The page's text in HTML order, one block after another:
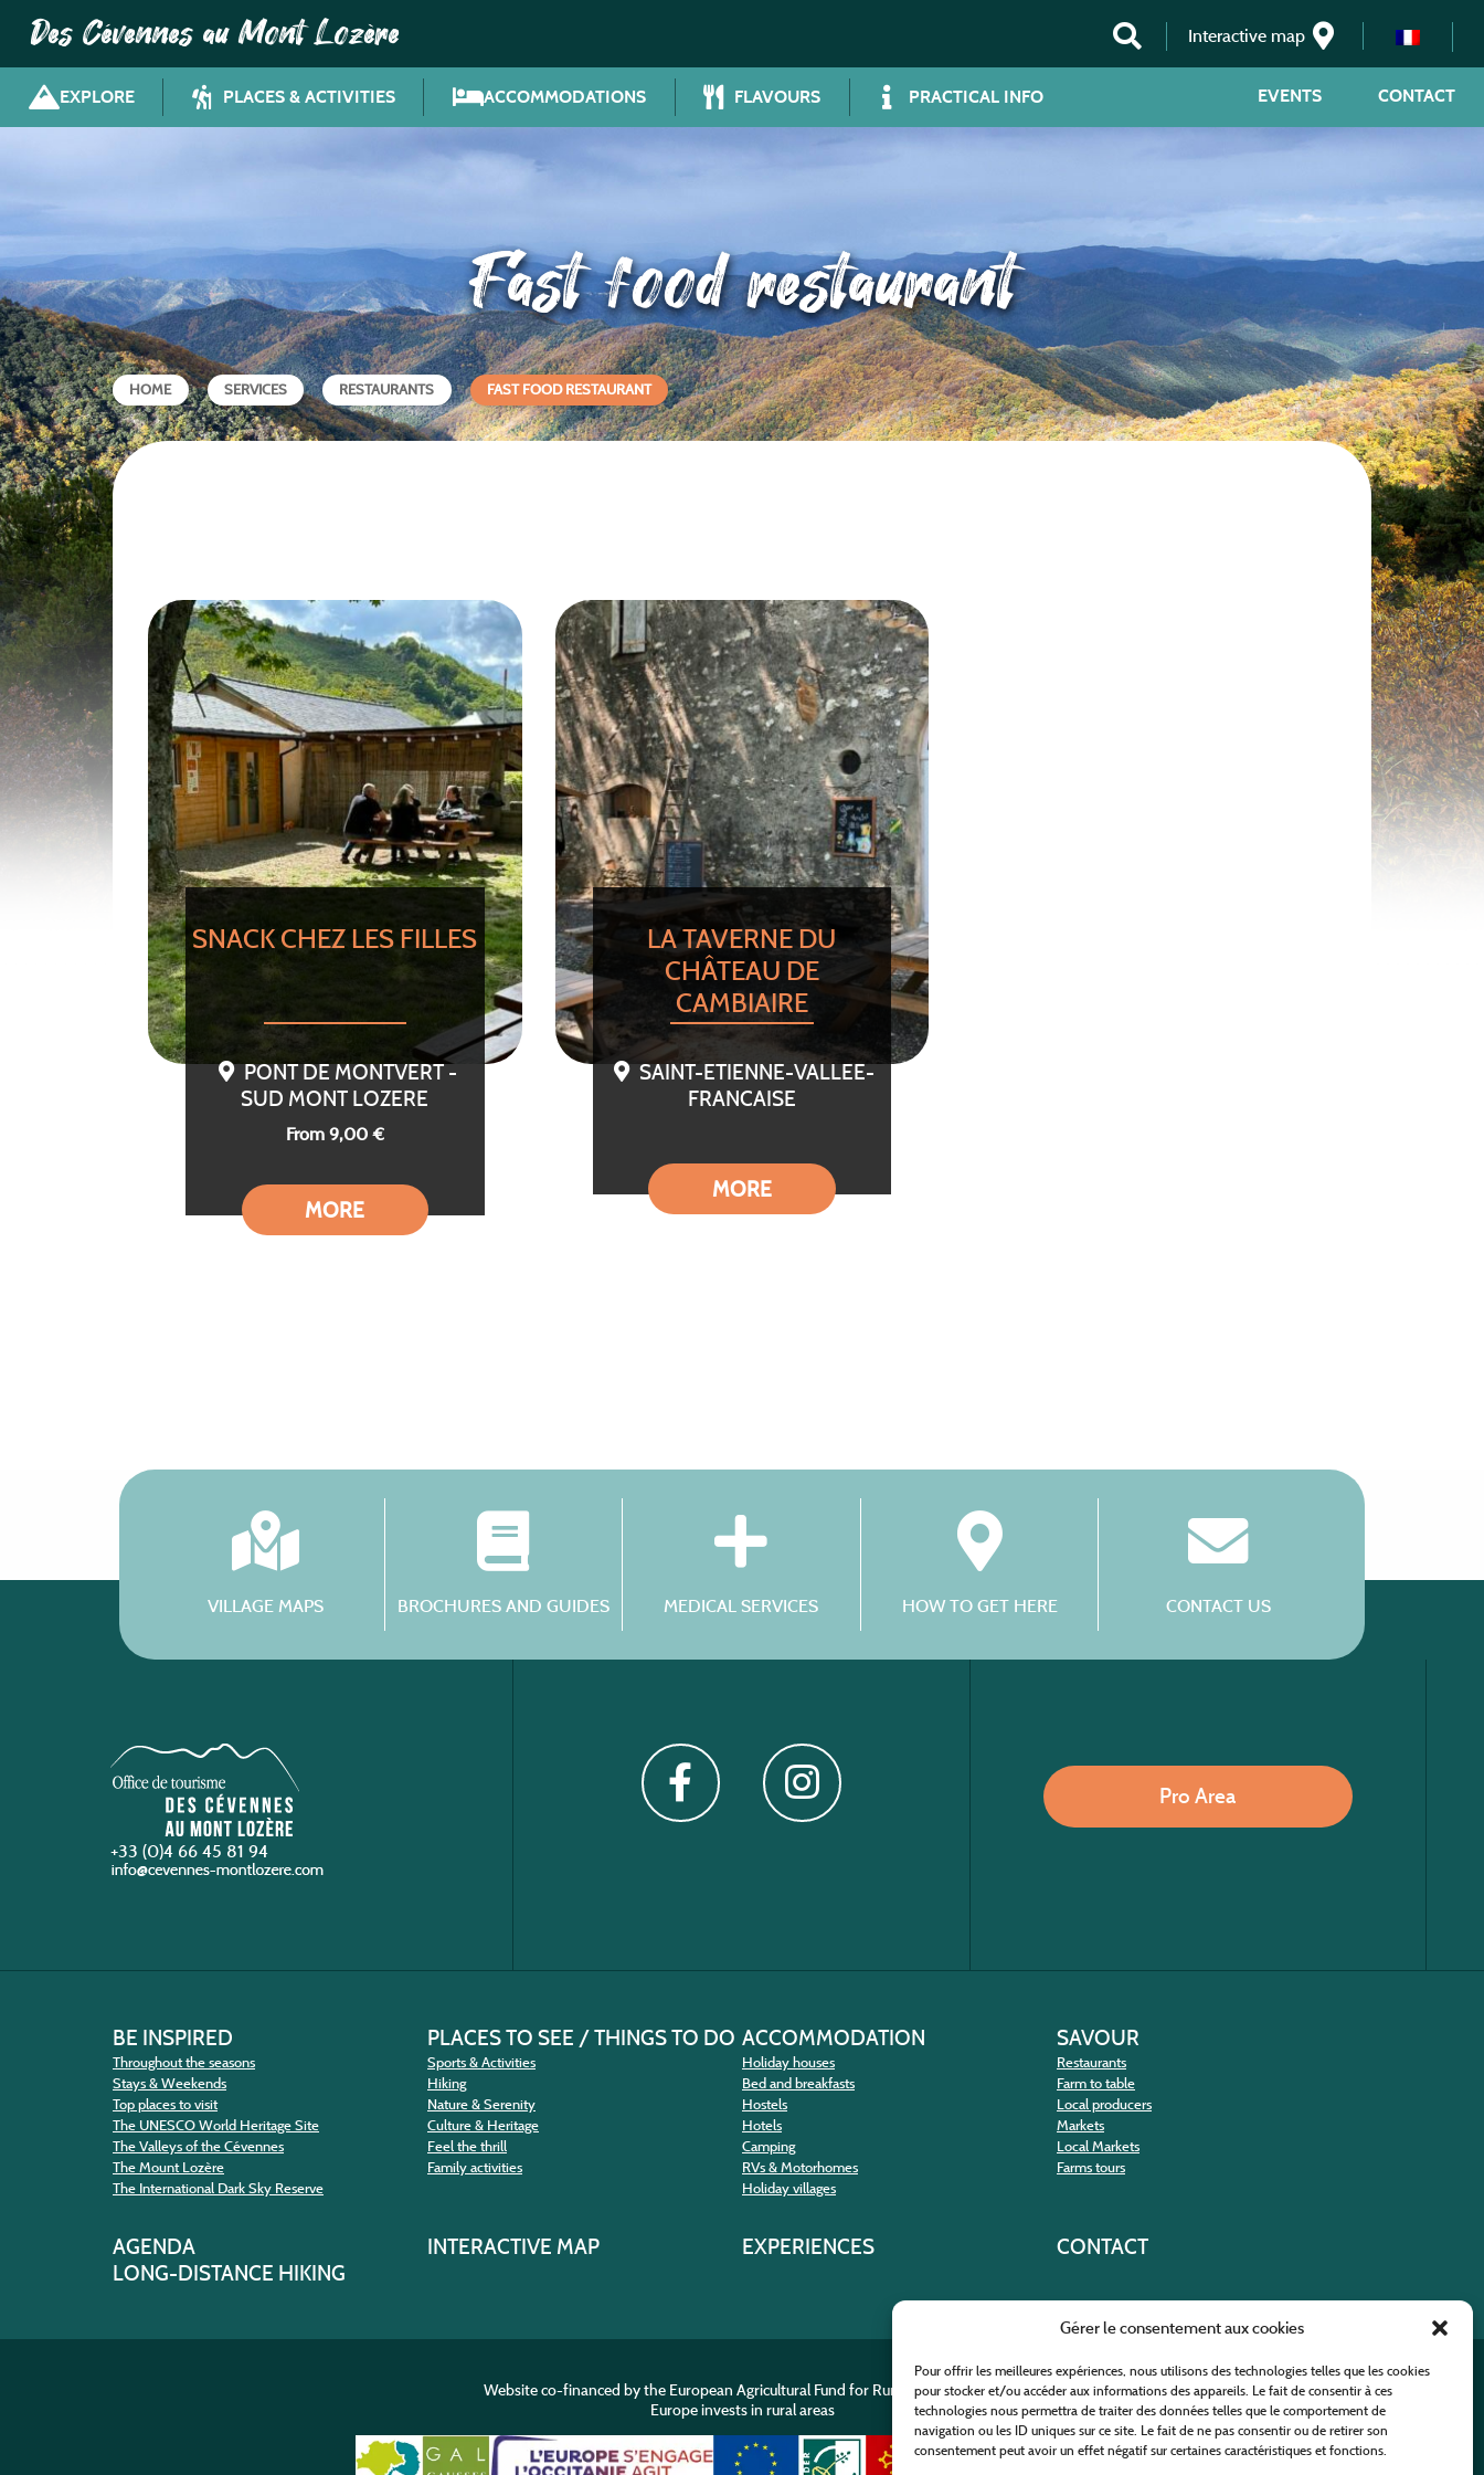
Gérer le consentement aux cookies
Pour offrir les meilleures expériences, nous utilisons des technologies telles que les cookies
pour stocker et/ou accéder aux informations des appareils. Le fait de consentir à ces
technologies nous permettra de traiter des données telles que le comportement de
navigation ou les ID uniques sur ce site. Le fait de ne pas consentir ou de retirer son
consentement peut avoir un effet négatif sur certaines caractéristiques et fonctions.
Des Cévennes au Mont Lozère Interactive map
EXPLORE PLACES & ACTIVITIES ACCOMMODATIONS FLAVOURS PRACTICAL INFO CONTACT
EVENTS
Fast food restaurant
HOME SERVICES RESTAURANTS FAST FOOD RESTAURANT
SNACK CHEZ LES FILLES
PONT DE MONTVERT -
SUD MONT LOZERE
From 9,00 €
MORE
LA TAVERNE DU
CHÂTEAU DE
CAMBIAIRE
SAINT-ETIENNE-VALLEE-
FRANCAISE
MORE
VILLAGE MAPS BROCHURES AND GUIDES MEDICAL SERVICES HOW TO GET HERE CONTACT US
+33 (0)4 66 45 81 94
Pro Area
BE INSPIRED
Throughout the seasons
Stays & Weekends
Top places to visit
The UNESCO World Heritage Site
The Valleys of the Cévennes
The Mount Lozère
The International Dark Sky Reserve
PLACES TO SEE / THINGS TO DO
Sports & Activities
Hiking
Nature & Serenity
Culture & Heritage
Feel the thrill
Family activities
ACCOMMODATION
Holiday houses
Bed and breakfasts
Hostels
Hotels
Camping
RVs & Motorhomes
Holiday villages
SAVOUR
Restaurants
Farm to table
Local producers
Markets
Local Markets
Farms tours
AGENDA INTERACTIVE MAP EXPERIENCES
CONTACT
LONG-DISTANCE HIKING
Website co-financed by the European Agricultural Fund for Rural Development
Europe invests in rural areas